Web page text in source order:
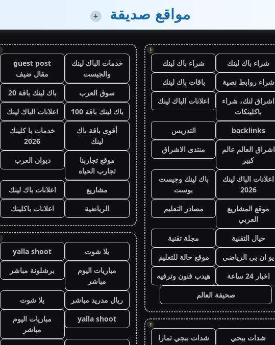
مواقع صديقة +
!
شراء باك لينك
شراء باك لينك
شراء روابط نصية
باقات باك لينك
اشراق لنك، شراء
باكلينكات
اعلانات الباك لينك
backlinks
التدريس
اشراق العالم عالم
كبير
منتدى الاشراق
اعلانات الباك لينك
2026
باك لينك وجيست
بوست
موقع المشاريع
العربي
مصادر التعليم
خيال التقنية
مجلة تقنية
يو ان بي الرياضي
موقع حالة للتعليم
اخبار 24 ساعة
هيدب فنون وترفيه
صحيفة العالم
!
شدات ببجي
شدات ببجي تمارا
خدمات الباك لينك
والجيست
guest post
مقال ضيف
سوق العرب
باك لينك باقة 20
باك لينك باقة 100
اعلانات الباك لينك
أقوى باقة باك
لينك
خدمات با كلينك
2026
موقع تجاربنا
تجارب الحياه
ديوان العرب
مشاريع
اعلانات باك لينك
الرياضية
اعلانات باكلينك
يلا شوت
yalla shoot
مباريات اليوم
مباشر
برشلونة مباشر
ريال مدريد مباشر
يلا شوت
yalla shoot
مباريات اليوم
مباشر